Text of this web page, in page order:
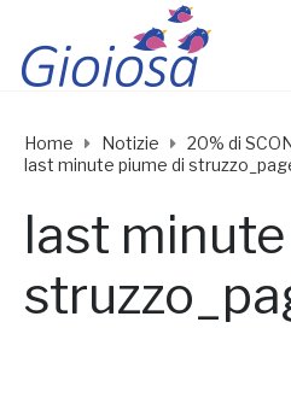
Home Notizie
20% di
last minute piume di
last